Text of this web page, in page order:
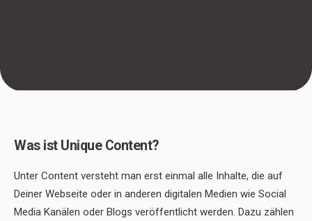
Was ist Unique Content?
Unter Content versteht man erst einmal alle Inhalte, die auf
Deiner Webseite oder in anderen digitalen Medien wie Social
Media Kanälen oder Blogs veröffentlicht werden. Dazu zählen